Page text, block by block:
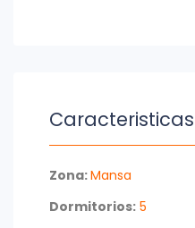
Caracteristicas
Zona:Mansa
Dormitorios: 5